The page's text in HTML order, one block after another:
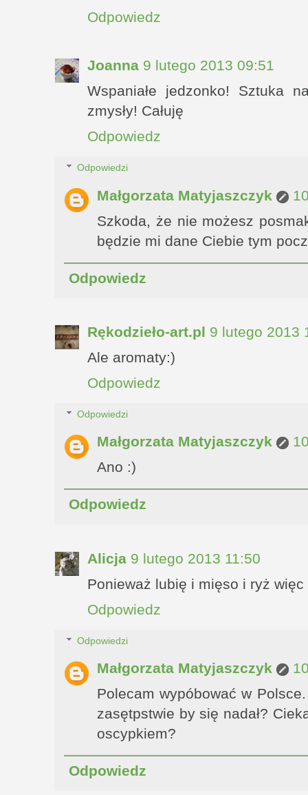
Odpowiedz
Joanna 9 lutego 2013 09:51
Wspaniałe jedzonko! Sztuka
zmysły! Całuję
Odpowiedz
Odpowiedzi
Małgorzata Matyjaszczyk
Szkoda, że nie możesz
będzie mi dane Ciebie tym
Odpowiedz
Rękodzieło-art.pl 9 lutego 2013
Ale aromaty:)
Odpowiedz
Odpowiedzi
Małgorzata Matyjaszczyk
Ano :)
Odpowiedz
Alicja 9 lutego 2013 11:50
Ponieważ lubię i mięso i ryż
Odpowiedz
Odpowiedzi
Małgorzata Matyjaszczyk
Polecam wypóbować w
zasętpstwie by się nadał?
oscypkiem?
Odpowiedz